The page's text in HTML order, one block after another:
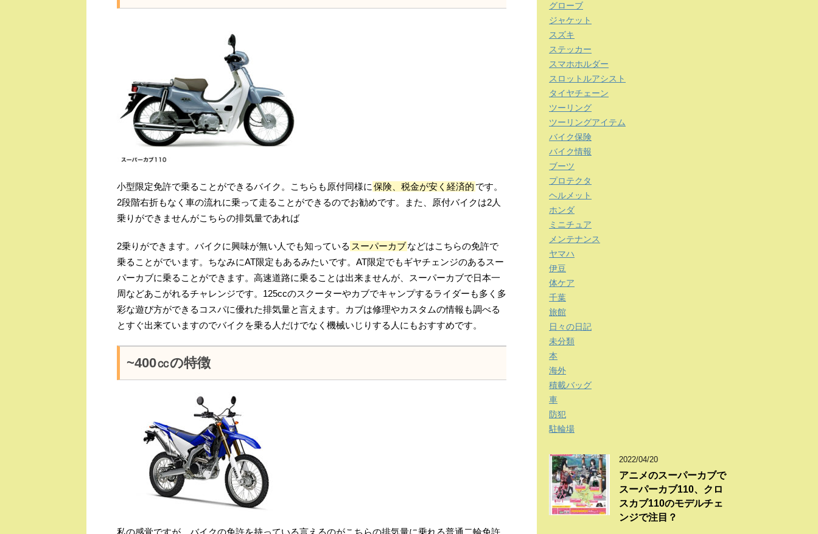
小型限定免許で乗ることができるバイク。こちらも原付同様に 保険、税金が安く経済的 です。
2段階右折もなく車の流れに乗って走ることができるのでお勧めです。また、原付バイクは2人
乗りができませんがこちらの排気量であれば
2乗りができます。バイクに興味が無い人でも知っている スーパーカブなどはこちらの免許で
乗ることがでいます。ちなみにAT限定もあるみたいです。AT限定でもギヤチェンジのあるスー
パーカブに乗ることができます。高速道路に乗ることは出来ませんが、スーパーカブで日本一
周などあこがれるチャレンジです。125ccのスクーターやカブでキャンプするライダーも多く多
彩な遊び方ができるコスパに優れた排気量と言えます。カブは修理やカスタムの情報も調べる
とすぐ出来ていますのでバイクを乗る人だけでなく機械いじりする人にもおすすめです。
~400㏄の特徴
私の感覚ですが、バイクの免許を持っている言えるのがこちらの排気量に乗れる普通二輪免許
グローブ
ジャケット
スズキ
ステッカー
スマホホルダー
スロットルアシスト
タイヤチェーン
ツーリング
ツーリングアイテム
バイク保険
バイク情報
ブーツ
プロテクタ
ヘルメット
ホンダ
ミニチュア
メンテナンス
ヤマハ
伊豆
体ケア
千葉
旅館
日々の日記
未分類
本
海外
積載バッグ
車
防犯
駐輪場
2022/04/20
アニメのスーパーカブで
スーパーカブ110、クロ
スカブ110のモデルチェ
ンジで注目？